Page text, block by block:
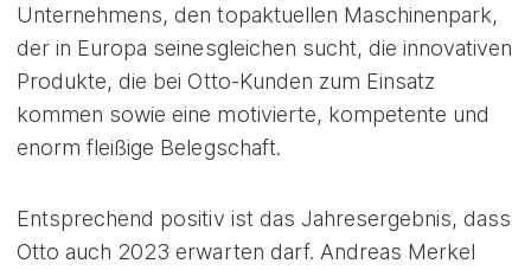
Unternehmens, den topaktuellen Maschinenpark,
der in Europa seinesgleichen sucht, die innovativen
Produkte, die bei Otto-Kunden zum Einsatz
kommen sowie eine motivierte, kompetente und
enorm fleißige Belegschaft.
Entsprechend positiv ist das Jahresergebnis, dass
Otto auch 2023 erwarten darf. Andreas Merkel